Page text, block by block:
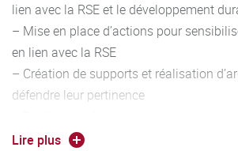
lien avec la RSE et le développement
– Mise en place d’actions pour
en lien avec la RSE
– Création de supports et réalisation
défendre leur pertinence
Outils linguistiques :
Lire plus